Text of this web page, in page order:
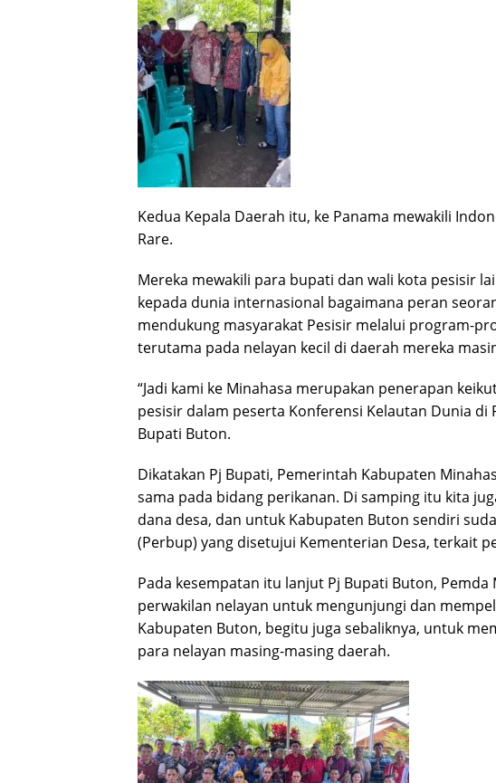
Kedua Kepala Daerah itu, ke Panama mewakili
Rare.
Mereka mewakili para bupati dan wali kota pesisir
kepada dunia internasional bagaimana peran
mendukung masyarakat Pesisir melalui program-
terutama pada nelayan kecil di daerah mereka
“Jadi kami ke Minahasa merupakan penerapan
pesisir dalam peserta Konferensi Kelautan Dunia di
Bupati Buton.
Dikatakan Pj Bupati, Pemerintah Kabupaten
sama pada bidang perikanan. Di samping itu kita
dana desa, dan untuk Kabupaten Buton sendiri
(Perbup) yang disetujui Kementerian Desa, terkait
Pada kesempatan itu lanjut Pj Bupati Buton,
perwakilan nelayan untuk mengunjungi dan
Kabupaten Buton, begitu juga sebaliknya, untuk
para nelayan masing-masing daerah.